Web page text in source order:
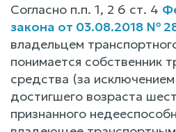
Согласно п.п. 1, 2 6 ст. 4
закона от 03.08.2018 №
владельцем
понимается собственник
средства (за
достигшего возраста
признанного